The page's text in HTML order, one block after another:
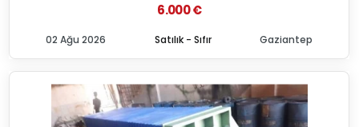
6.000 €
Satılık - Sıfır
02 Ağu 2026 Gaziantep